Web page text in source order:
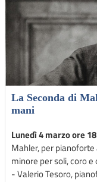
La Seconda di
mani
Lunedì 4 marzo ore
Mahler, per
minore per soli, coro
- Valerio Tesoro,